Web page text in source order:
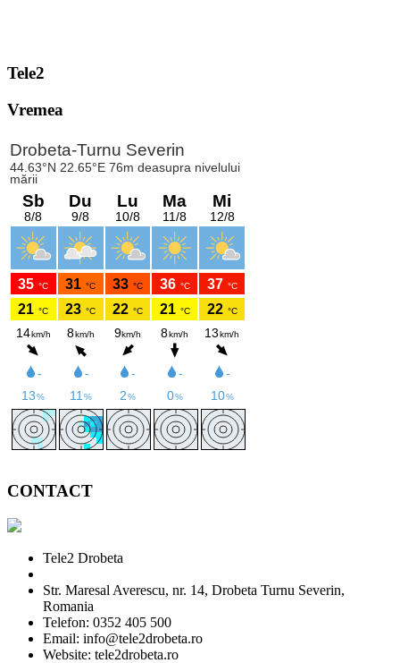
Tele2
Vremea
CONTACT
Tele2 Drobeta
Str. Maresal Averescu, nr. 14, Drobeta Turnu Severin,
Romania
Telefon: 0352 405 500
Email: info@tele2drobeta.ro
Website: tele2drobeta.ro